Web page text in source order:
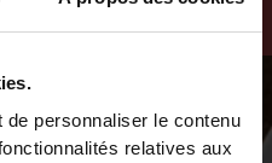
personnaliser le contenu
relatives aux